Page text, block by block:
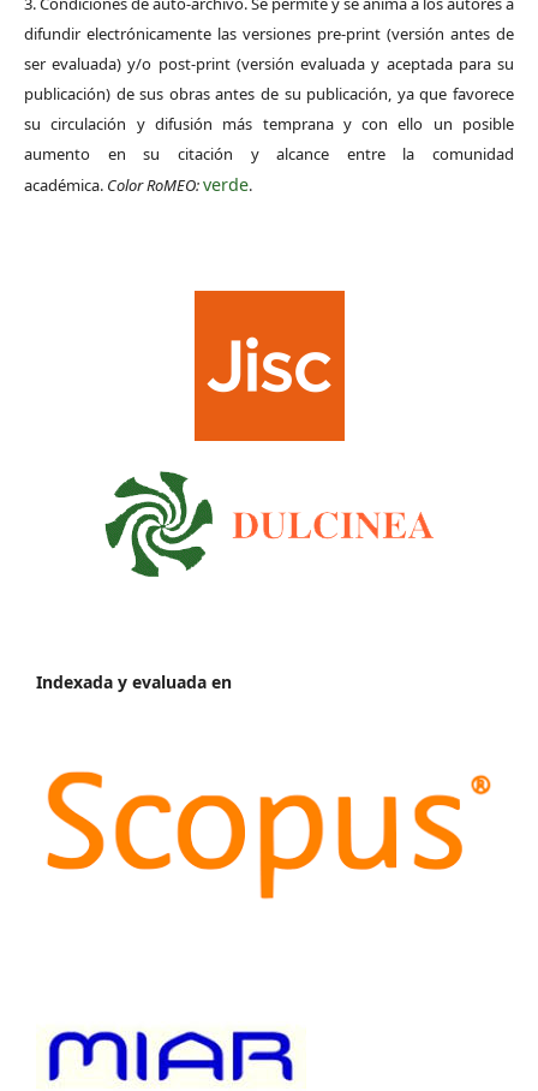
difundir electrónicamente las versiones pre-print (versión antes de
ser evaluada) y/o post-print (versión evaluada y aceptada para su
publicación) de sus obras antes de su publicación, ya que favorece
su circulación y difusión más temprana y con ello un posible
aumento en su citación y alcance entre la comunidad
académica. Color RoMEO:verde.
Indexada y evaluada en